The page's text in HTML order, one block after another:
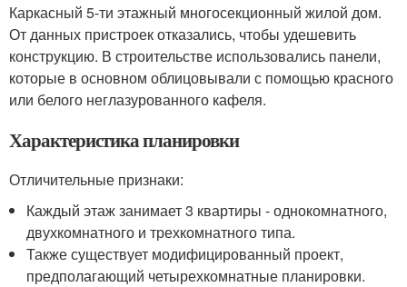
Каркасный 5-ти этажный многосекционный жилой дом.
От данных пристроек отказались, чтобы удешевить
конструкцию. В строительстве использовались панели,
которые в основном облицовывали с помощью красного
или белого неглазурованного кафеля.
Характеристика планировки
Отличительные признаки:
Каждый этаж занимает 3 квартиры - однокомнатного,
двухкомнатного и трехкомнатного типа.
Также существует модифицированный проект,
предполагающий четырехкомнатные планировки.